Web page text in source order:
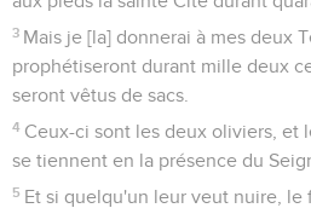
3 Mais je [la] donnerai à mes deux
prophétiseront durant mille deux
seront vêtus de sacs.
4 Ceux-ci sont les deux oliviers, et
se tiennent en la présence du
5 Et si quelqu'un leur veut nuire, le